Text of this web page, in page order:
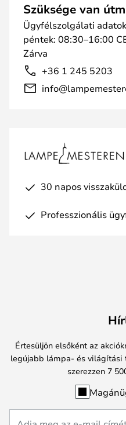
Szüksége van
Ügyfélszolgálati
péntek: 08:30–16:00
Zárva
+36 1 245 5203
30 napos
Professzionális
Értesüljön elsőként az
legújabb lámpa- és világítási
szerezzen 7